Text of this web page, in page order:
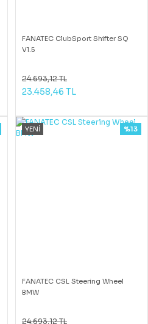
FANATEC ClubSport Shifter SQ
V1.5
24.693,12 TL
23.458,46 TL
YENİ
FANATEC CSL Steering Wheel
BMW
%13
24.693,12 TL